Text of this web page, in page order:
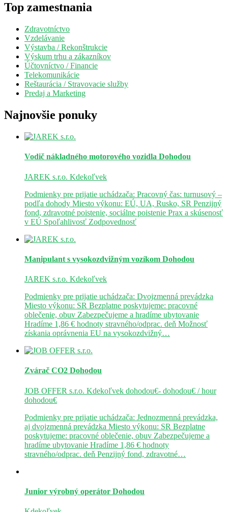
Top zamestnania
Zdravotníctvo
Vzdelávanie
Výstavba / Rekonštrukcie
Výskum trhu a zákazníkov
Účtovníctvo / Financie
Telekomunikácie
Reštaurácia / Stravovacie služby
Predaj a Marketing
Najnovšie ponuky
Vodič nákladného motorového vozidla Dohodou
JAREK s.r.o. Kdekoľvek
Podmienky pre prijatie uchádzača: Pracovný čas: turnusový –
podľa dohody Miesto výkonu: EÚ, UA, Rusko, SR Penzijný
fond, zdravotné poistenie, sociálne poistenie Prax a skúsenosť
v EÚ Spoľahlivosť Zodpovednosť
Manipulant s vysokozdvižným vozíkom Dohodou
JAREK s.r.o. Kdekoľvek
Podmienky pre prijatie uchádzača: Dvojzmenná prevádzka
Miesto výkonu: SR Bezplatne poskytujeme: pracovné
oblečenie, obuv Zabezpečujeme a hradíme ubytovanie
Hradíme 1,86 € hodnoty stravného/odprac. deň Možnosť
získania oprávnenia EU na vysokozdvižný…
Zvárač CO2 Dohodou
JOB OFFER s.r.o. Kdekoľvek dohodou€- dohodou€ / hour
dohodou€
Podmienky pre prijatie uchádzača: Jednozmenná prevádzka,
aj dvojzmenná prevádzka Miesto výkonu: SR Bezplatne
poskytujeme: pracovné oblečenie, obuv Zabezpečujeme a
hradíme ubytovanie Hradíme 1,86 € hodnoty
stravného/odprac. deň Penzijný fond, zdravotné…
Junior výrobný operátor Dohodou